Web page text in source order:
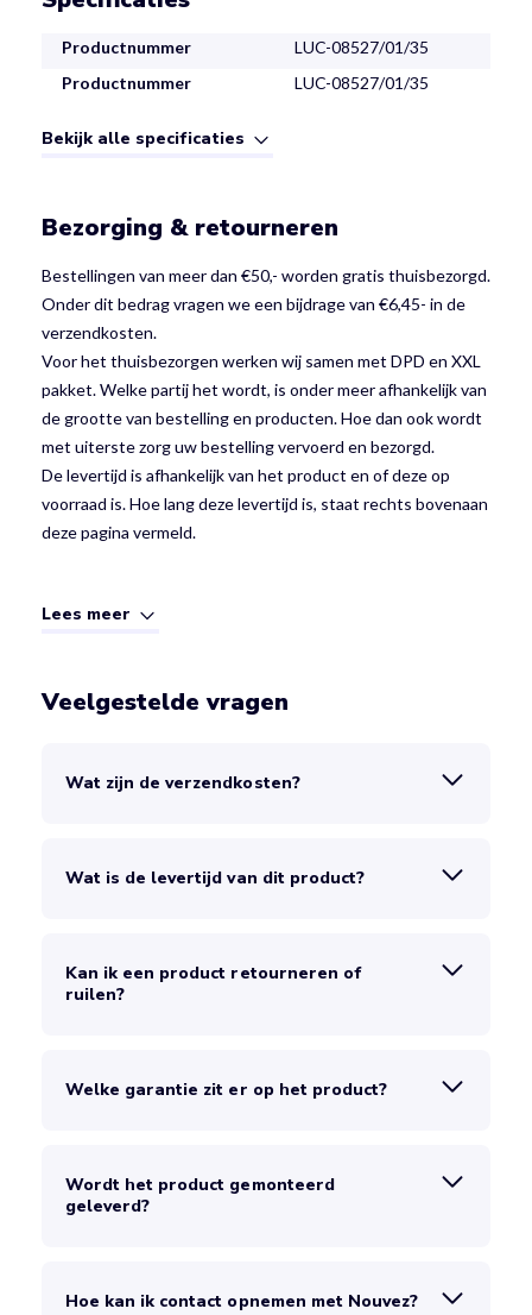
Productnummer
LUC-08527/01/35
Productnummer
LUC-08527/01/35
Bekijk alle specificaties
Bezorging & retourneren
Bestellingen van meer dan €50,- worden gratis thuisbezorgd.
Onder dit bedrag vragen we een bijdrage van €6,45- in de
verzendkosten.
Voor het thuisbezorgen werken wij samen met DPD en XXL
pakket. Welke partij het wordt, is onder meer afhankelijk van
de grootte van bestelling en producten. Hoe dan ook wordt
met uiterste zorg uw bestelling vervoerd en bezorgd.
De levertijd is afhankelijk van het product en of deze op
voorraad is. Hoe lang deze levertijd is, staat rechts bovenaan
deze pagina vermeld.
Lees meer
Veelgestelde vragen
Wat zijn de verzendkosten?
Wat is de levertijd van dit product?
Kan ik een product retourneren of
ruilen?
Welke garantie zit er op het product?
Wordt het product gemonteerd
geleverd?
Hoe kan ik contact opnemen met Nouvez?